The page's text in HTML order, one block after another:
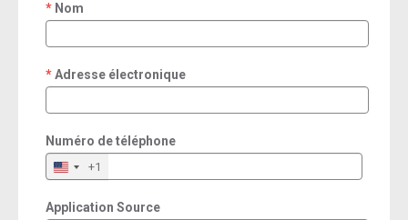
Nom
required
Adresse électronique
required
Numéro de téléphone
+1
Application Source